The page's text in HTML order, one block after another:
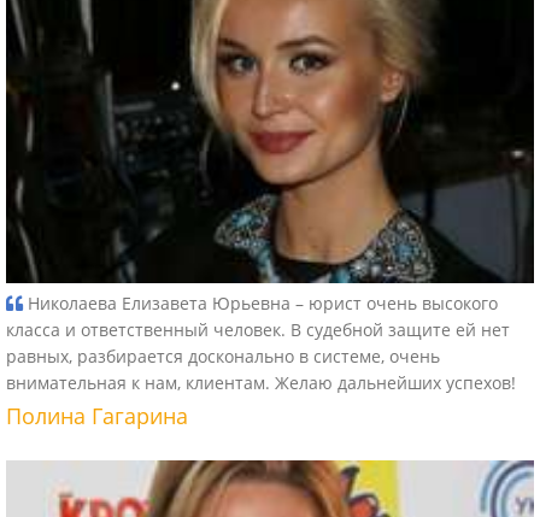
Николаева Елизавета Юрьевна – юрист очень высокого
класса и ответственный человек. В судебной защите ей нет
равных, разбирается досконально в системе, очень
внимательная к нам, клиентам. Желаю дальнейших успехов!
Полина Гагарина